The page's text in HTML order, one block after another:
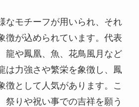
なモチーフが用いられ、それ
徴が込められています。代表
龍や鳳凰、魚、花鳥風月など
は力強さや繁栄を象徴し、鳳
徴として人気があります。こ
祭りや祝い事での吉祥を願う